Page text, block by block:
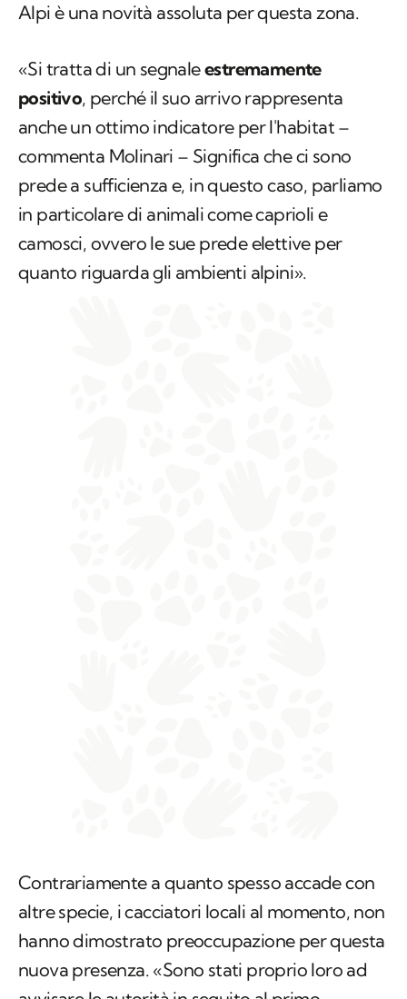
Alpi è una novità assoluta per questa zona.
«Si tratta di un segnaleestremamente
positivo, perché il suo arrivo rappresenta
anche un ottimo indicatore per l'habitat –
commenta Molinari – Significa che ci sono
prede a sufficienza e, in questo caso, parliamo
in particolare di animali come caprioli e
camosci, ovvero le sue prede elettive per
quanto riguarda gli ambienti alpini».
Contrariamente a quanto spesso accade con
altre specie, i cacciatori locali al momento, non
hanno dimostrato preoccupazione per questa
nuova presenza. «Sono stati proprio loro ad